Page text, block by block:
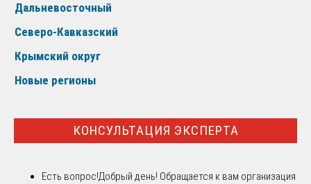
Дальневосточный
Северо-Кавказский
Крымский округ
Новые регионы
КОНСУЛЬТАЦИЯ ЭКСПЕРТА
Есть вопрос!Добрый день! Обращается к вам организация